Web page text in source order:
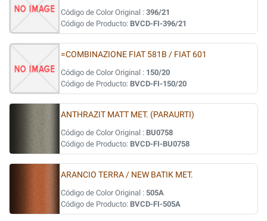
Código de Color Original : 396/21
Código de Producto: BVCD-FI-396/21
=COMBINAZIONE FIAT 581B / FIAT 601
Código de Color Original : 150/20
Código de Producto: BVCD-FI-150/20
ANTHRAZIT MATT MET. (PARAURTI)
Código de Color Original : BU0758
Código de Producto: BVCD-FI-BU0758
ARANCIO TERRA / NEW BATIK MET.
Código de Color Original : 505A
Código de Producto: BVCD-FI-505A